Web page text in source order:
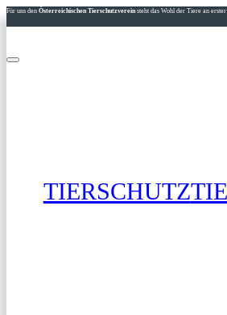
Für uns den Österreichischen Tierschutzvereinsteht das Wohl der Tiere an erster
TIERSCHUTZ